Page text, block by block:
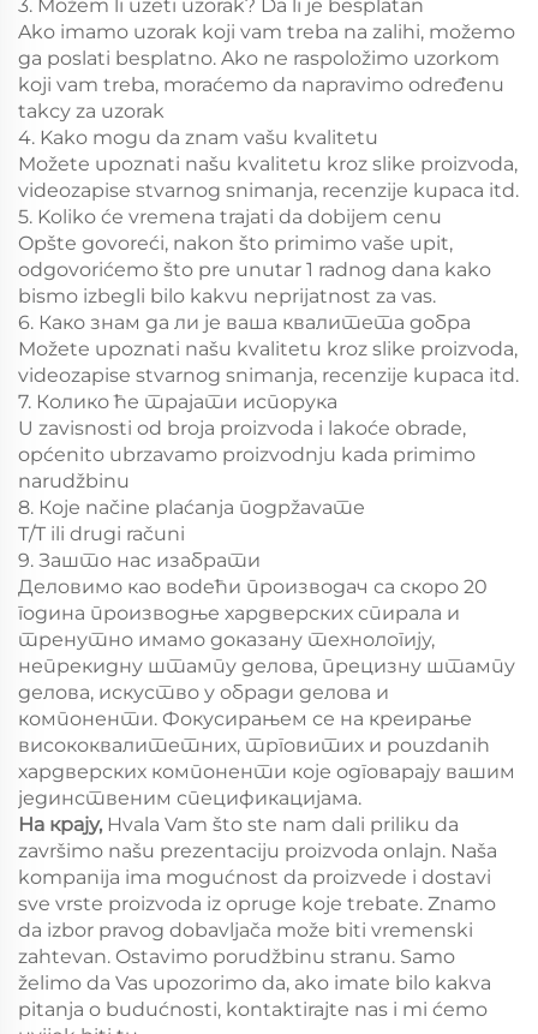
3. Možem li uzeti uzorak? Da li je besplatan
Ako imamo uzorak koji vam treba na zalihi, možemo
ga poslati besplatno. Ako ne raspoložimo uzorkom
koji vam treba, moraćemo da napravimo određenu
takсу za uzorak
4. Kako mogu da znam vašu kvalitetu
Možete upoznati našu kvalitetu kroz slike proizvoda,
videozapise stvarnog snimanja, recenzije kupaca itd.
5. Koliko će vremena trajati da dobijem cenu
Opšte govoreći, nakon što primimo vaše upit,
odgovorićemo što pre unutar 1 radnog dana kako
bismo izbegli bilo kakvu neprijatnost za vas.
6. Како знам да ли је ваша квалитета добра
Možete upoznati našu kvalitetu kroz slike proizvoda,
videozapise stvarnog snimanja, recenzije kupaca itd.
7. Колико ће трајати испорука
U zavisnosti od broja proizvoda i lakoće obrade,
općenito ubrzavamo proizvodnju kada primimo
narudžbinu
8. Које načine plaćanja подрžavате
T/T ili drugi računi
9. Зашто нас изабрати
Деловимо као вodeћи производач са скоро 20
година производње хардверских спирала и
тренутно имамо доказану технологију,
непрекидну штампу делова, прецизну штампу
делова, искуство у обради делова и
компоненти. Фокусирањем се на креирање
висококвалитетних, трговитих и pouzdanih
хардверских компоненти које одговарају вашим
јединственим спецификацијама.
На крају, Hvala Vam što ste nam dali priliku da
završimo našu prezentaciju proizvoda onlajn. Naša
kompanija ima mogućnost da proizvede i dostavi
sve vrste proizvoda iz opruge koje trebate. Znamo
da izbor pravog dobavljača može biti vremenski
zahtevan. Ostavimo porudžbinu stranu. Samo
želimo da Vas upozorimo da, ako imate bilo kakva
pitanja o budućnosti, kontaktirajte nas i mi ćemo